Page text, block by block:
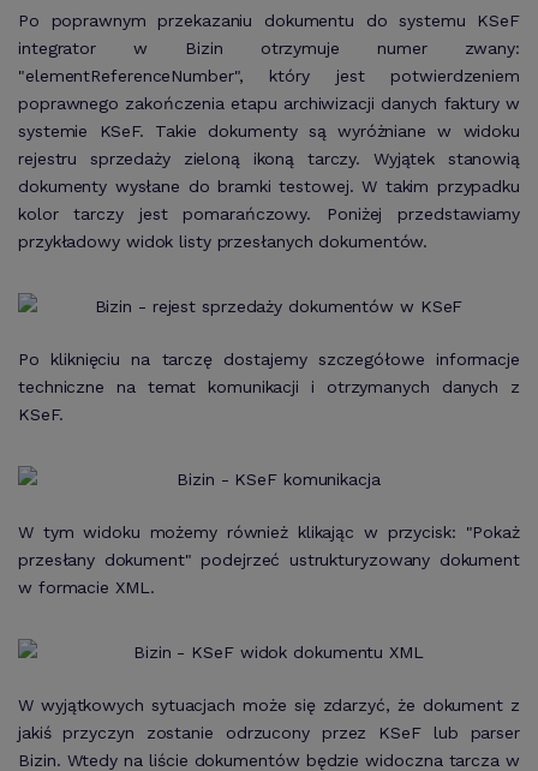
Po poprawnym przekazaniu dokumentu do systemu KSeF
integrator w Bizin otrzymuje numer zwany:
"elementReferenceNumber", który jest potwierdzeniem
poprawnego zakończenia etapu archiwizacji danych faktury w
systemie KSeF. Takie dokumenty są wyróżniane w widoku
rejestru sprzedaży zieloną ikoną tarczy. Wyjątek stanowią
dokumenty wysłane do bramki testowej. W takim przypadku
kolor tarczy jest pomarańczowy. Poniżej przedstawiamy
przykładowy widok listy przesłanych dokumentów.
Po kliknięciu na tarczę dostajemy szczegółowe informacje
techniczne na temat komunikacji i otrzymanych danych z
KSeF.
W tym widoku możemy również klikając w przycisk: "Pokaż
przesłany dokument" podejrzeć ustrukturyzowany dokument
w formacie XML.
W wyjątkowych sytuacjach może się zdarzyć, że dokument z
jakiś przyczyn zostanie odrzucony przez KSeF lub parser
Bizin. Wtedy na liście dokumentów będzie widoczna tarcza w